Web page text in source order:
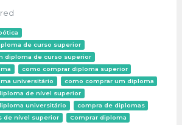
de curso superior
diploma de curso superior
como comprar diploma superior
universitário
como comprar um diploma
de nível superior
universitário
compra de diplomas
de nível superior
Comprar diploma